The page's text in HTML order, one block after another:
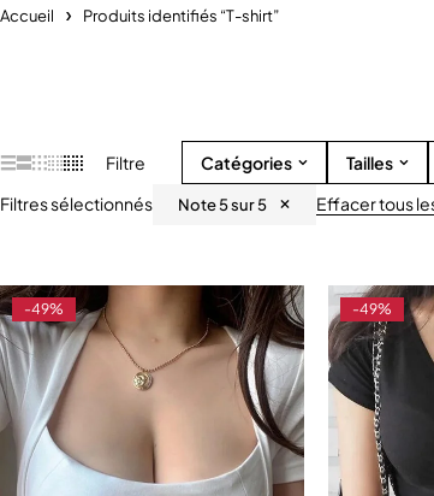
Accueil Produits identifiés “T-shirt”
Filtres sélectionnés Note 5 sur 5 Effacer tous
Filtre Catégories Tailles
-49% -49%